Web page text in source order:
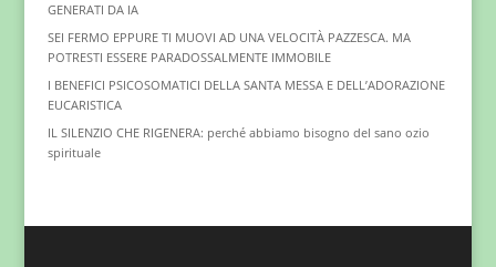
GENERATI DA IA
SEI FERMO EPPURE TI MUOVI AD UNA VELOCITÀ PAZZESCA. MA
POTRESTI ESSERE PARADOSSALMENTE IMMOBILE
I BENEFICI PSICOSOMATICI DELLA SANTA MESSA E DELL’ADORAZIONE
EUCARISTICA
IL SILENZIO CHE RIGENERA: perché abbiamo bisogno del sano ozio
spirituale